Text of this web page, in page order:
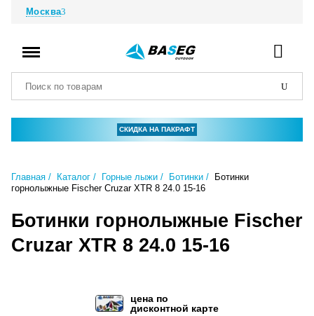
Москва
СКИДКА НА ПАКРАФТ
Главная Каталог Горные лыжи Ботинки
Ботинки
горнолыжные Fischer Cruzar XTR 8 24.0 15-16
Ботинки горнолыжные Fischer
Cruzar XTR 8 24.0 15-16
цена по
дисконтной карте